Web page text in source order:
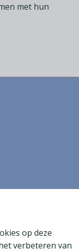
met hun
op deze
verbeteren van